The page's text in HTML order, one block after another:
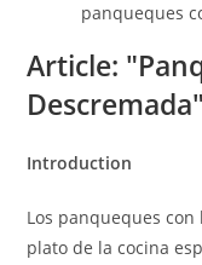
panqueques
Article:
Descremada"
Introduction
Los panqueques
plato de la cocina